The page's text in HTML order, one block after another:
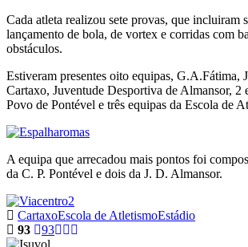
Cada atleta realizou sete provas, que incluiram
lançamento de bola, de vortex e corridas com
obstáculos.
Estiveram presentes oito equipas, G.A.Fátima,
Cartaxo, Juventude Desportiva de Almansor, 2
Povo de Pontével e três equipas da Escola de
A equipa que arrecadou mais pontos foi
da C. P. Pontével e dois da J. D. Almansor.
CartaxoEscola de AtletismoEstádio
93
93